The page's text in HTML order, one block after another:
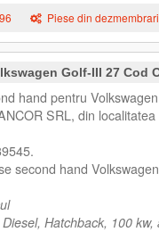
Piese din dezmembrari
Golf-III 27 Cod
hand pentru
SRL, din
second hand
Hatchback, 100